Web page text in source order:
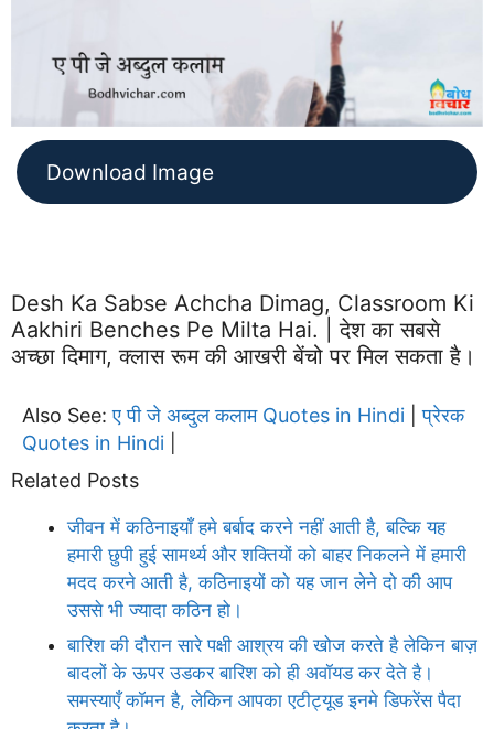
Download Image
Desh Ka Sabse Achcha Dimag, Classroom Ki
Aakhiri Benches Pe Milta Hai. | देश का सबसे
अच्छा दिमाग, क्लास रूम की आखरी बेंचो पर मिल सकता है।
Also See:ए पी जे अब्दुल कलाम Quotes in Hindi |प्रेरक
Quotes in Hindi
Related Posts
जीवन में कठिनाइयाँ हमे बर्बाद करने नहीं आती है, बल्कि यह
हमारी छुपी हुई सामर्थ्य और शक्तियों को बाहर निकलने में हमारी
मदद करने आती है, कठिनाइयों को यह जान लेने दो की आप
उससे भी ज्यादा कठिन हो।
बारिश की दौरान सारे पक्षी आश्रय की खोज करते है लेकिन बाज़
बादलों के ऊपर उडकर बारिश को ही अवॉयड कर देते है।
समस्याएँ कॉमन है, लेकिन आपका एटीट्यूड इनमे डिफरेंस पैदा